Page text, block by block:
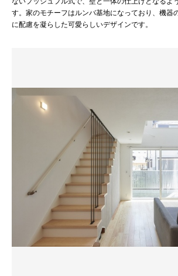
す。家のモチーフはルンバ基地になっており、機器
に配慮を凝らした可愛らしいデザインです。